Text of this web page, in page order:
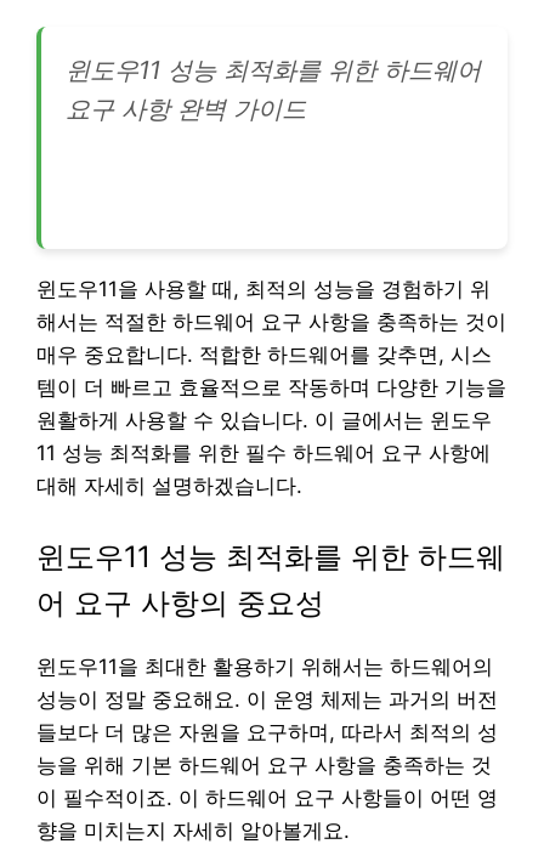
윈도우11 성능 최적화를 위한 하드웨어
요구 사항 완벽 가이드
윈도우11을 사용할 때, 최적의 성능을 경험하기 위
해서는 적절한 하드웨어 요구 사항을 충족하는 것이
매우 중요합니다. 적합한 하드웨어를 갖추면, 시스
템이 더 빠르고 효율적으로 작동하며 다양한 기능을
원활하게 사용할 수 있습니다. 이 글에서는 윈도우
11 성능 최적화를 위한 필수 하드웨어 요구 사항에
대해 자세히 설명하겠습니다.
윈도우11 성능 최적화를 위한 하드웨
어 요구 사항의 중요성
윈도우11을 최대한 활용하기 위해서는 하드웨어의
성능이 정말 중요해요. 이 운영 체제는 과거의 버전
들보다 더 많은 자원을 요구하며, 따라서 최적의 성
능을 위해 기본 하드웨어 요구 사항을 충족하는 것
이 필수적이죠. 이 하드웨어 요구 사항들이 어떤 영
향을 미치는지 자세히 알아볼게요.